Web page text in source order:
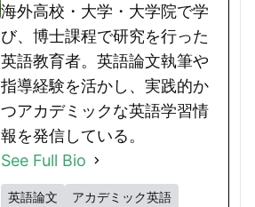
海外高校・大学・大学院で学
び、博士課程で研究を行った
英語教育者。英語論文執筆や
指導経験を活かし、実践的か
つアカデミックな英語学習情
報を発信している。
See Full Bio
英語論文
アカデミック英語